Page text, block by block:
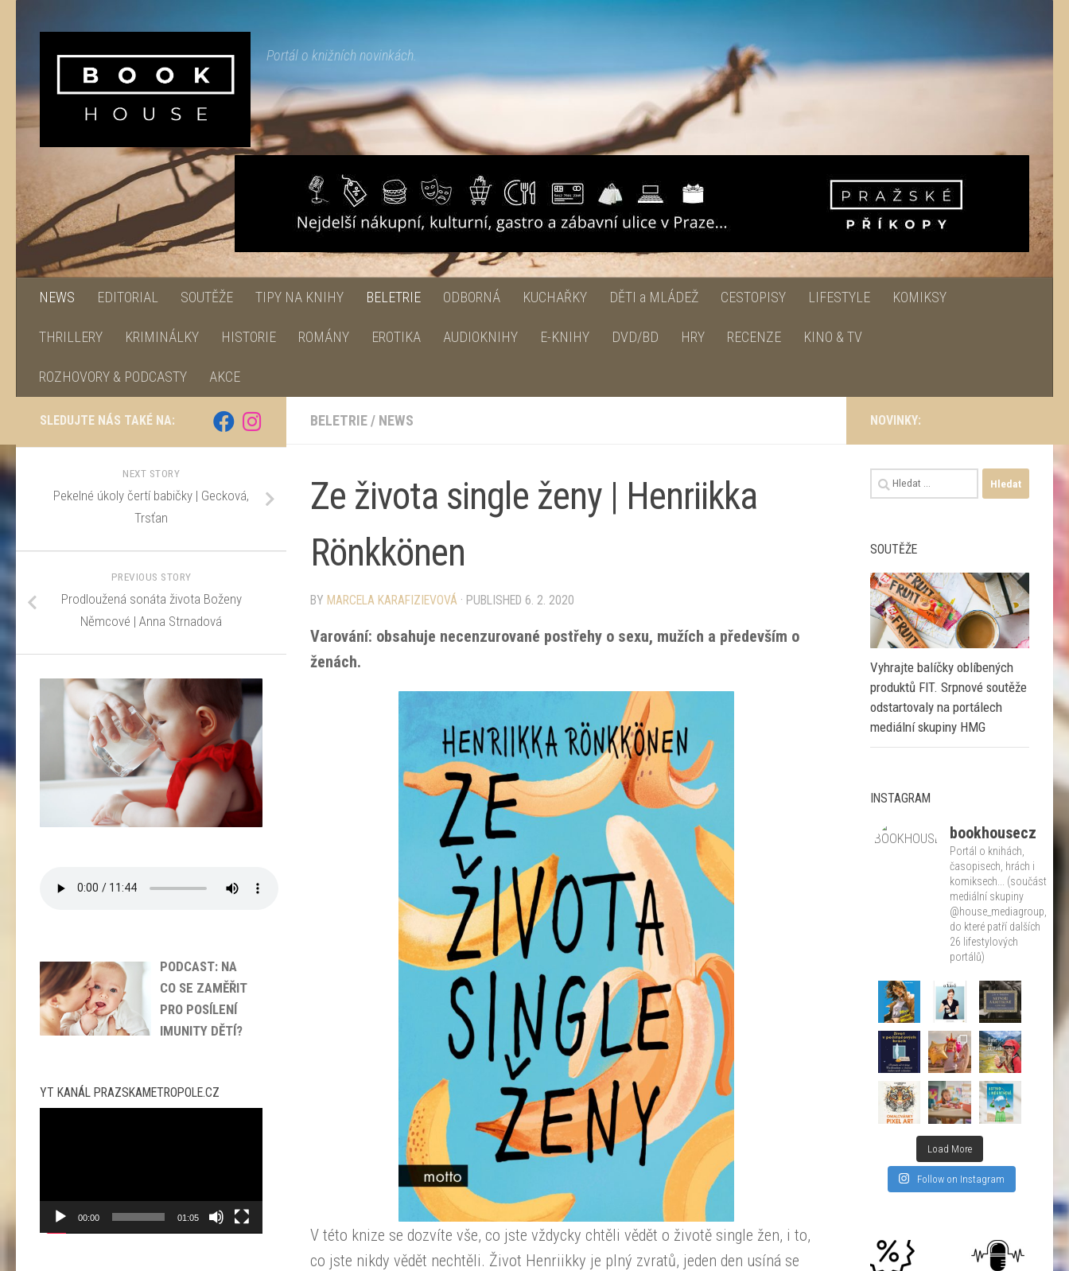
Portál o knižních novinkách.
NEWS EDITORIAL SOUTĚŽE TIPY NA KNIHY BELETRIE ODBORNÁ KUCHAŘKY DĚTI a MLÁDEŽ CESTOPISY LIFESTYLE KOMIKSY
THRILLERY KRIMINÁLKY HISTORIE ROMÁNY EROTIKA AUDIOKNIHY E-KNIHY DVD/BD HRY RECENZE KINO & TV
ROZHOVORY & PODCASTY AKCE
BELETRIE/ NEWS
Ze života single ženy | Henriikka
Rönkkönen
BY MARCELA KARAFIZIEVOVÁ · PUBLISHED 6. 2. 2020
Varování: obsahuje necenzurované postřehy o sexu, mužích a především o
ženách.
V této knize se dozvíte vše, co jste vždycky chtěli vědět o životě single žen, i to,
co jste nikdy vědět nechtěli. Život Henriikky je plný zvratů, jeden den usíná se
SLEDUJTE NÁS TAKÉ NA:
NEXT STORY
Pekelné úkoly čertí babičky | Gecková,
Trsťan
PREVIOUS STORY
Prodloužená sonáta života Boženy
Němcové | Anna Strnadová
PODCAST: NA
CO SE ZAMĚŘIT
PRO POSÍLENÍ
IMUNITY DĚTÍ?
YT KANÁL PRAZSKAMETROPOLE.CZ
00:00 01:05
NOVINKY:
Vyhledávání
SOUTĚŽE
Vyhrajte balíčky oblíbených
produktů FIT. Srpnové soutěže
odstartovaly na portálech
mediální skupiny HMG
INSTAGRAM
bookhousecz
Portál o knihách,
časopisech, hrách i
komiksech... (součást
mediální skupiny
@house_mediagroup,
do které patří dalších
26 lifestylových
portálů)
Load More
Follow on Instagram